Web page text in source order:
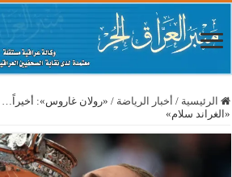
الرئيسية / أخبار الرياضة / «رولان غاروس»: أخيراً…
«الغراند سلام»